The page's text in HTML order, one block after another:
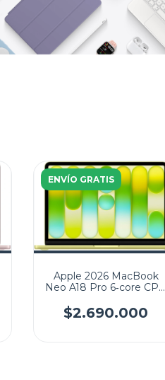
ENVÍO GRATIS
Apple 2026 MacBook
Neo A18 Pro 6‑core CPU
8GB 13" (2408x1506)
Mac OS
$2.690.000